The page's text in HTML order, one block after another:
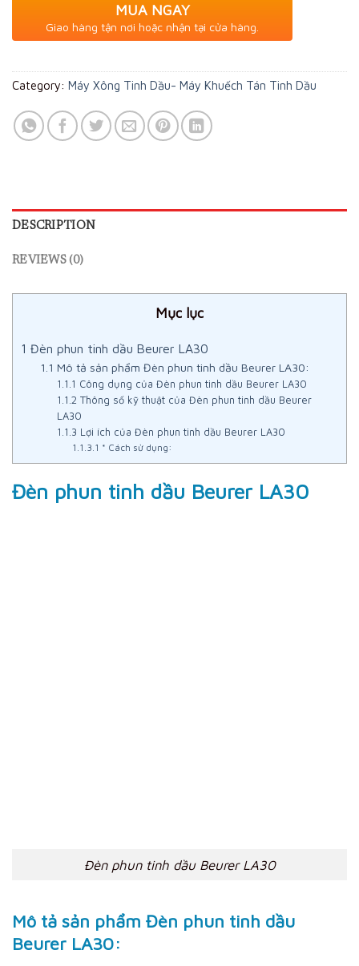
MUA NGAY
Giao hàng tận nơi hoặc nhận tại cửa hàng.
Category: Máy Xông Tinh Dầu- Máy Khuếch Tán Tinh Dầu
DESCRIPTION
REVIEWS (0)
Mục lục
1 Đèn phun tinh dầu Beurer LA30
1.1 Mô tả sản phẩm Đèn phun tinh dầu Beurer LA30:
1.1.1 Công dụng của Đèn phun tinh dầu Beurer LA30
1.1.2 Thông số kỹ thuật của Đèn phun tinh dầu Beurer
LA30
1.1.3 Lợi ích của Đèn phun tinh dầu Beurer LA30
1.1.3.1 * Cách sử dụng:
Đèn phun tinh dầu Beurer LA30
Đèn phun tinh dầu Beurer LA30
Mô tả sản phẩm Đèn phun tinh dầu
Beurer LA30: